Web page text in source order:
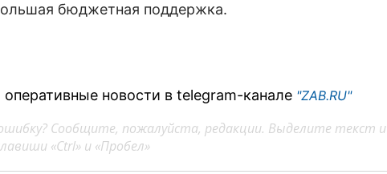
бюджетная поддержка.
новости в telegram-канале "ZAB.RU"
Сообщите, пожалуйста, редакции. Выделите текст и
«Ctrl» и «Пробел»